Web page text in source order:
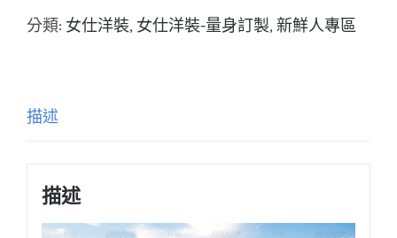
分類: 女仕洋裝, 女仕洋裝-量身訂製,新鮮人專區
描述
描述